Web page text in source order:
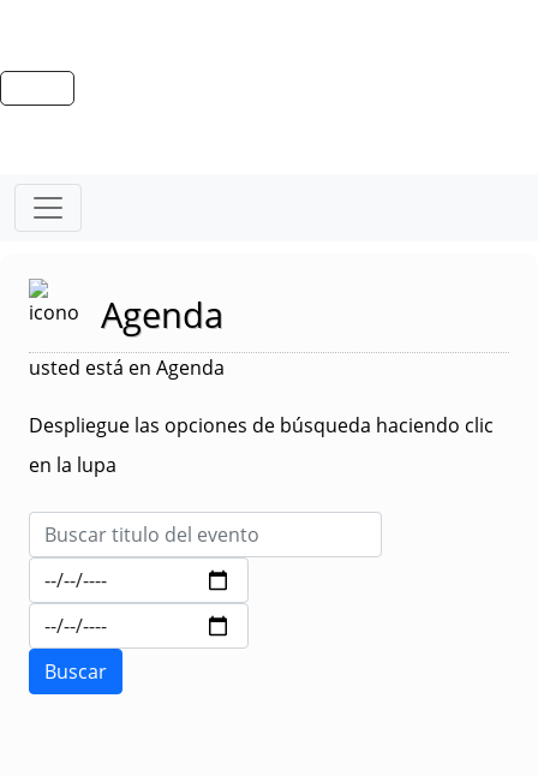
Agenda
usted está en Agenda
Despliegue las opciones de búsqueda haciendo clic
en la lupa